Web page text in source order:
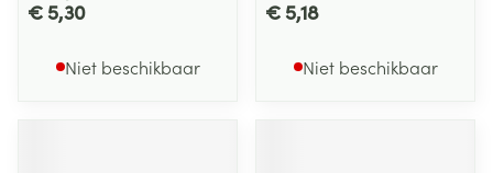
€ 5,30
Niet beschikbaar
€ 5,18
Niet beschikbaar